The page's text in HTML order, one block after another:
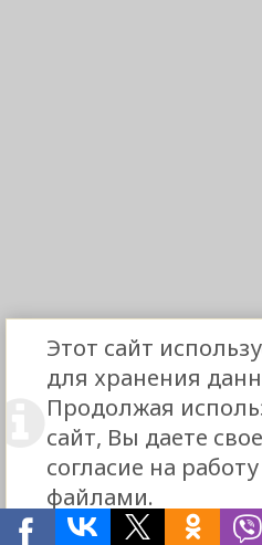
Этот сайт
для хранения
Продолжая
сайт, Вы даете свое
согласие на
файлами.